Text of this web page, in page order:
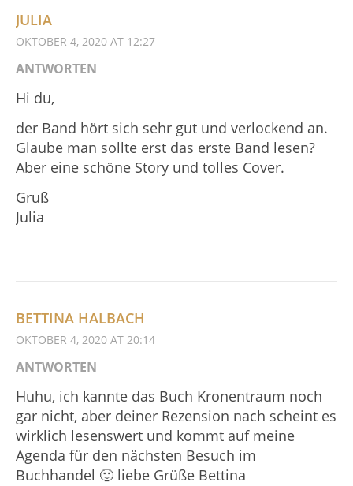
JULIA
OKTOBER 4, 2020 AT 12:27
ANTWORTEN
Hi du,
der Band hört sich sehr gut und verlockend an.
Glaube man sollte erst das erste Band lesen?
Aber eine schöne Story und tolles Cover.
Gruß
Julia
BETTINA HALBACH
OKTOBER 4, 2020 AT 20:14
ANTWORTEN
Huhu, ich kannte das Buch Kronentraum noch
gar nicht, aber deiner Rezension nach scheint es
wirklich lesenswert und kommt auf meine
Agenda für den nächsten Besuch im
Buchhandel 🙂 liebe Grüße Bettina